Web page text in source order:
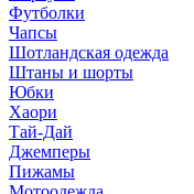
Футболки
Чапсы
Шотландская одежда
Штаны и шорты
Юбки
Хаори
Тай-Дай
Джемперы
Пижамы